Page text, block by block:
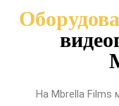
На Mbrella